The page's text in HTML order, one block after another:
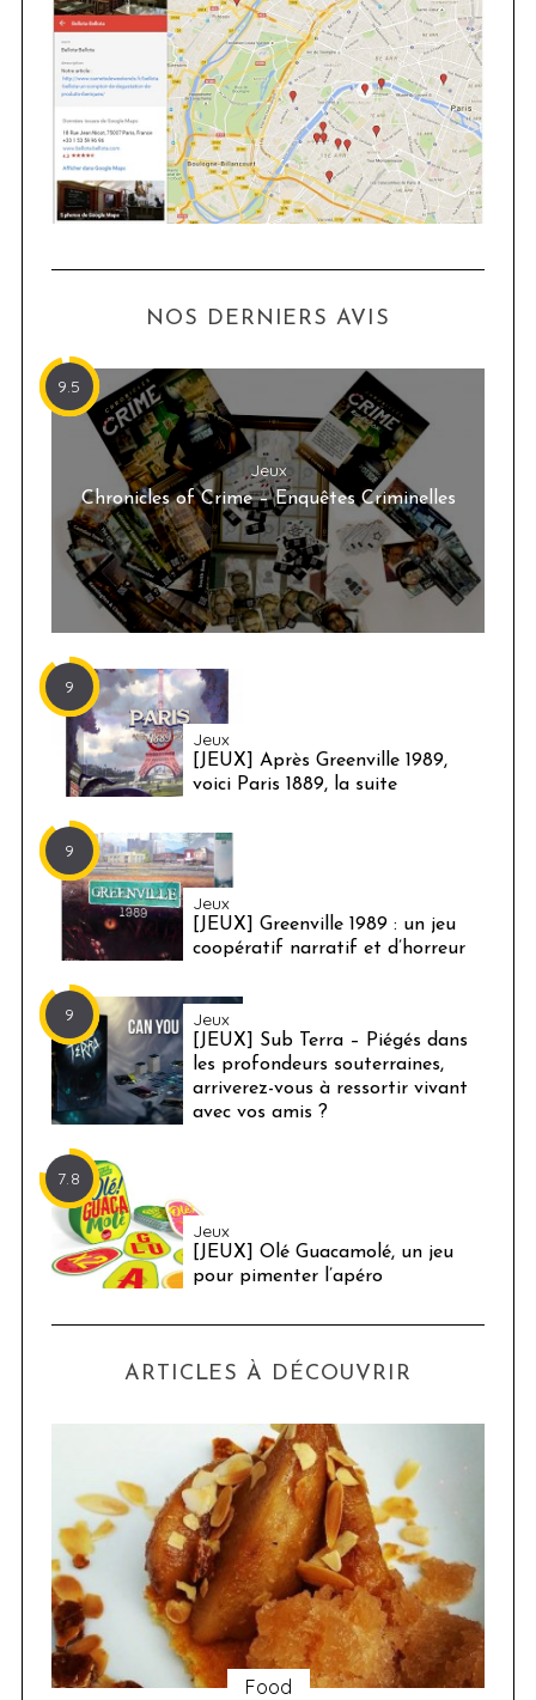
NOS DERNIERS AVIS
9.5
Jeux
Chronicles of Crime – Enquêtes Criminelles
9
Jeux
[JEUX] Après Greenville 1989,
voici Paris 1889, la suite
9
Jeux
[JEUX] Greenville 1989 : un jeu
coopératif narratif et d’horreur
9 Jeux
[JEUX] Sub Terra – Piégés dans
les profondeurs souterraines,
arriverez-vous à ressortir vivant
avec vos amis ?
7.8
Jeux
[JEUX] Olé Guacamolé, un jeu
pour pimenter l’apéro
ARTICLES À DÉCOUVRIR
Sorties